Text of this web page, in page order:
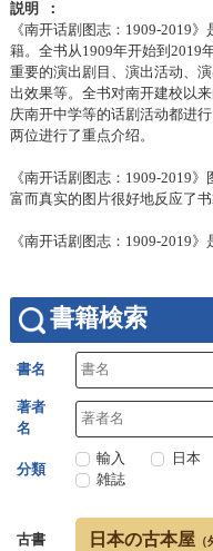
説明
《南开话剧图志：1909-2019
籍。全书从1909年开始到2019
重要的演出剧目、演出活动、
出效果等。全书对南开建校以
庆南开中学等的话剧活动都进
两位进行了重点介绍。
《南开话剧图志：1909-2019
富而真实的图片很好地反应了
《南开话剧图志：1909-2019》
書籍検索
書名
著者
名
分類
輸入 日本
雑誌
古書 日本の古本屋